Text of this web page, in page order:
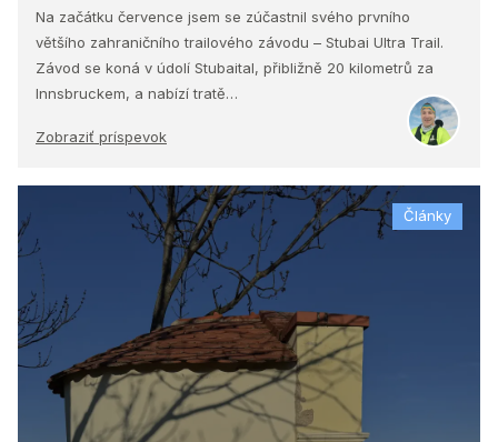
Na začátku července jsem se zúčastnil svého prvního
většího zahraničního trailového závodu – Stubai Ultra Trail.
Závod se koná v údolí Stubaital, přibližně 20 kilometrů za
Innsbruckem, a nabízí tratě…
Zobraziť príspevok
Články